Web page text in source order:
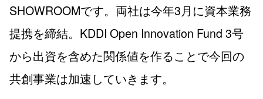
SHOWROOMです。両社は今年3月に資本業務
提携を締結。KDDI Open Innovation Fund 3号
から出資を含めた関係値を作ることで今回の
共創事業は加速していきます。